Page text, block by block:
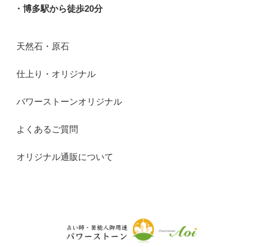
・博多駅から徒歩20分
天然石・原石
仕上り・オリジナル
パワーストーンオリジナル
よくあるご質問
オリジナル通販について